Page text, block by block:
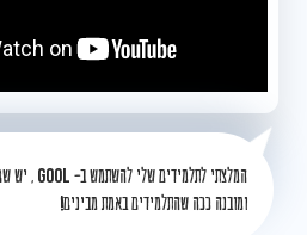
המלצתי לתלמידים שלי להשתמש ב- GOOL , יש
ומובנה ככה שהתלמידים באמת מבינים!